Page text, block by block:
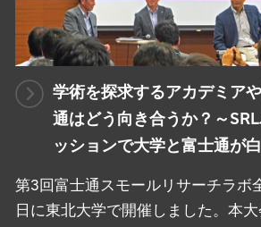
学術を探求するアカデミア
通はどう向き合うか？～
ッションで大学と富士通が
第3回富士通スモールリサーチラボ
日に東北大学で開催しました。本